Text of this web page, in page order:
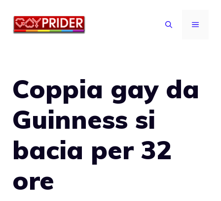
MENU
Coppia gay da
Guinness si
bacia per 32
ore